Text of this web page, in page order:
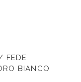
FEDE
BIANCO